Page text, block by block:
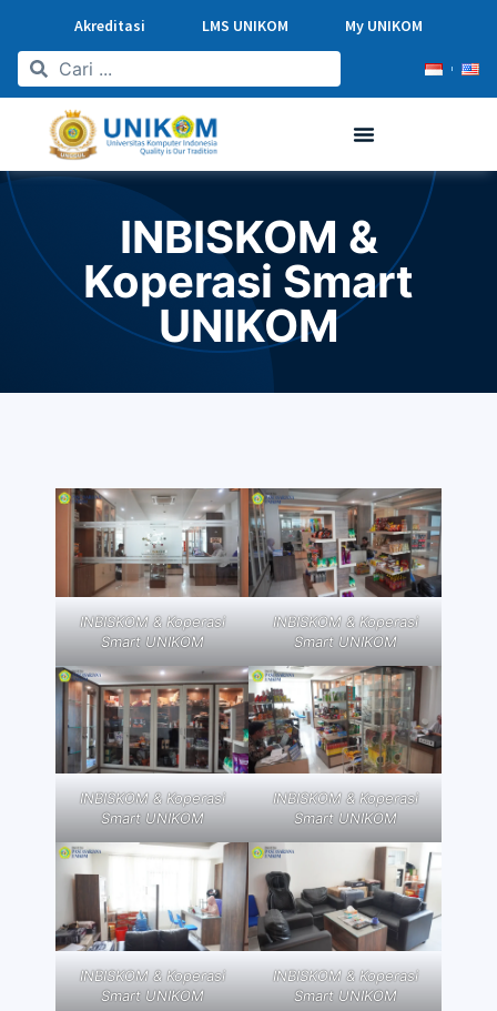
Akreditasi LMS UNIKOM My UNIKOM
INBISKOM &
Koperasi Smart
UNIKOM
INBISKOM & Koperasi
Smart UNIKOM
INBISKOM & Koperasi
Smart UNIKOM
INBISKOM & Koperasi
Smart UNIKOM
INBISKOM & Koperasi
Smart UNIKOM
INBISKOM & Koperasi
Smart UNIKOM
INBISKOM & Koperasi
Smart UNIKOM